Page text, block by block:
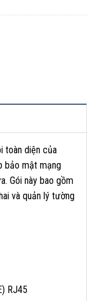
toàn diện của
bảo mật mạng
Gói này bao gồm
và quản lý tường
RJ45